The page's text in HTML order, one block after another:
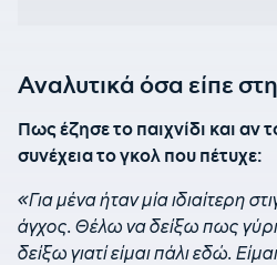
Αναλυτικά όσα είπε
Πως έζησε το παιχνίδι και αν
συνέχεια το γκολ που πέτυχε:
«Για μένα ήταν μία ιδιαίτερη
άγχος. Θέλω να δείξω πως
δείξω γιατί είμαι πάλι εδώ.